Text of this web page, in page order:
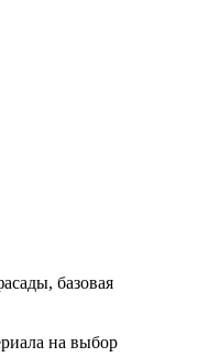
базовая
на выбор